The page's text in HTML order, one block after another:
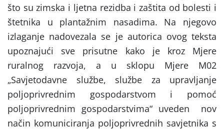
što su zimska i ljetna rezidba i zaštita od bolesti i
štetnika u plantažnim nasadima. Na njegovo
izlaganje nadovezala se je autorica ovog teksta
upoznajući sve prisutne kako je kroz Mjere
ruralnog razvoja, a u sklopu Mjere M02
„Savjetodavne službe, službe za upravljanje
poljoprivrednim gospodarstvom i pomoć
poljoprivrednim gospodarstvima“ uveden nov
način komuniciranja poljoprivrednih savjetnika s